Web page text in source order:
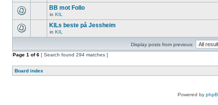
BB mot Follo
in KIL
KILs beste på Jessheim
in KIL
Display posts from previous:
Page 1 of6 [ Search found 294 matches ]
Board index
Powered by